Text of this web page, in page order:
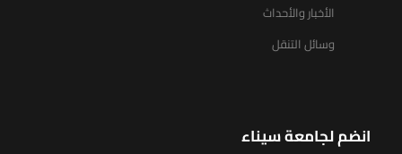
الأخبار والأحداث
وسائل التنقل
انضم لجامعة سيناء